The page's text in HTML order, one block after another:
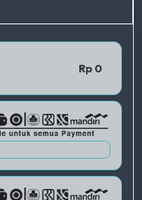
Rp 0QRIS 1
QRIS 2